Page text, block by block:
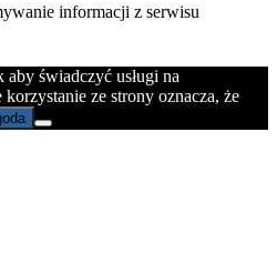
informacji z serwisu
aby świadczyć usługi na
ze strony oznacza, że